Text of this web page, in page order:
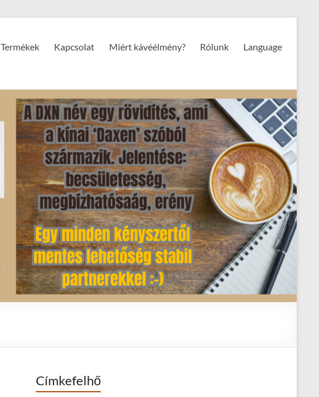
Termékek Kapcsolat Miért kávéélmény? Rólunk Language
Címkefelhő